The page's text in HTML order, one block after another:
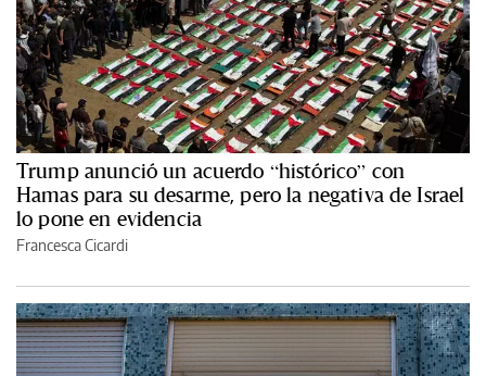
Trump anunció un acuerdo “histórico” con
Hamas para su desarme, pero la negativa de Israel
lo pone en evidencia
Francesca Cicardi